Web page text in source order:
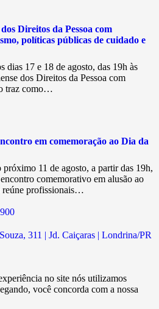
Direitos da Pessoa com
políticas públicas de cuidado e
17 e 18 de agosto, das 19h às
dos Direitos da Pessoa com
traz como…
em comemoração ao Dia da
11 de agosto, a partir das 19h,
comemorativo em alusão ao
reúne profissionais…
311 | Jd. Caiçaras | Londrina/PR
no site nós utilizamos
você concorda com a nossa